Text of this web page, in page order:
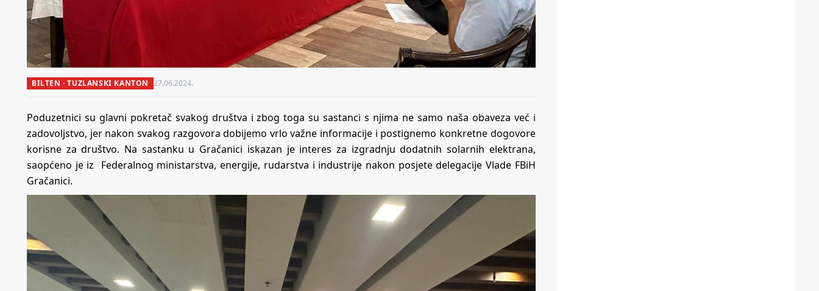
BILTEN · TUZLANSKI KANTON 27.06.2024.
Poduzetnici su glavni pokretač svakog društva i zbog toga su sastanci s njima ne samo naša obaveza već i
zadovoljstvo, jer nakon svakog razgovora dobijemo vrlo važne informacije i postignemo konkretne dogovore
korisne za društvo. Na sastanku u Gračanici iskazan je interes za izgradnju dodatnih solarnih elektrana,
saopćeno je iz Federalnog ministarstva, energije, rudarstva i industrije nakon posjete delegacije Vlade FBiH
Gračanici.